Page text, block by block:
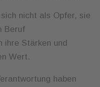
nicht als Opfer, sie
Beruf
ihre Stärken und
Wert.
haben